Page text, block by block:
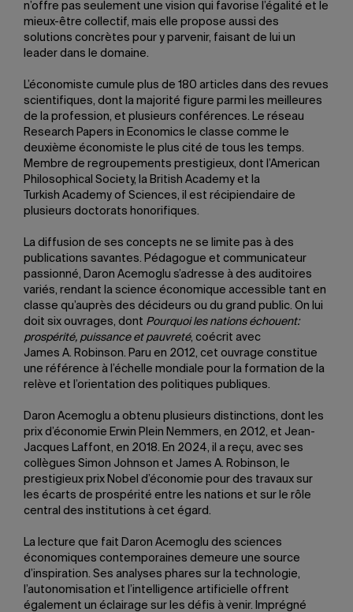
n’offre pas seulement une vision qui favorise l’égalité et le
mieux-être collectif, mais elle propose aussi des
solutions concrètes pour y parvenir, faisant de lui un
leader dans le domaine.
L’économiste cumule plus de 180 articles dans des revues
scientifiques, dont la majorité figure parmi les meilleures
de la profession, et plusieurs conférences. Le réseau
Research Papers in Economics le classe comme le
deuxième économiste le plus cité de tous les temps.
Membre de regroupements prestigieux, dont l’American
Philosophical Society, la British Academy et la
Turkish Academy of Sciences, il est récipiendaire de
plusieurs doctorats honorifiques.
La diffusion de ses concepts ne se limite pas à des
publications savantes. Pédagogue et communicateur
passionné, Daron Acemoglu s’adresse à des auditoires
variés, rendant la science économique accessible tant en
classe qu’auprès des décideurs ou du grand public. On lui
doit six ouvrages, dont Pourquoi les nations échouent:
prospérité, puissance et pauvreté, coécrit avec
James A. Robinson. Paru en 2012, cet ouvrage constitue
une référence à l’échelle mondiale pour la formation de la
relève et l’orientation des politiques publiques.
Daron Acemoglu a obtenu plusieurs distinctions, dont les
prix d’économie Erwin Plein Nemmers, en 2012, et Jean-
Jacques Laffont, en 2018. En 2024, il a reçu, avec ses
collègues Simon Johnson et James A. Robinson, le
prestigieux prix Nobel d’économie pour des travaux sur
les écarts de prospérité entre les nations et sur le rôle
central des institutions à cet égard.
La lecture que fait Daron Acemoglu des sciences
économiques contemporaines demeure une source
d’inspiration. Ses analyses phares sur la technologie,
l’autonomisation et l’intelligence artificielle offrent
également un éclairage sur les défis à venir. Imprégné